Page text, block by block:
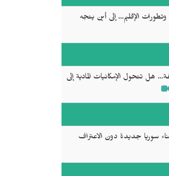
الإقليم... إلى أين يتجه
هل تتحول الإمكانيات المادية إلى
سوريا جديدة دون الاعتراف